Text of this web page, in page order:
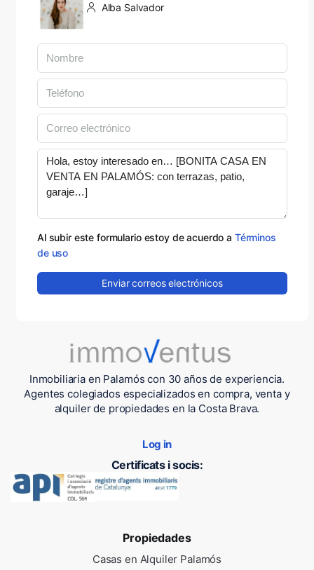
Alba Salvador
Al subir este formulario estoy de acuerdo a Términos
de uso
Enviar correos electrónicos
Inmobiliaria en Palamós con 30 años de experiencia.
Agentes colegiados especializados en compra, venta y
alquiler de propiedades en la Costa Brava.
Log in
Certificats i socis:
Propiedades
Casas en Alquiler Palamós